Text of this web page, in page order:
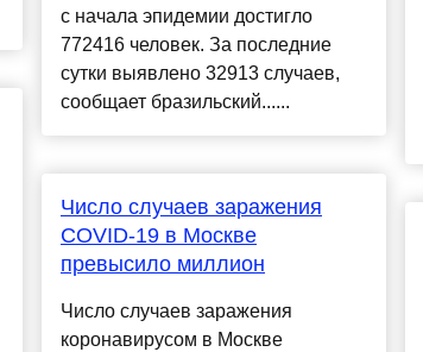
с начала эпидемии достигло
772416 человек. За последние
сутки выявлено 32913 случаев,
сообщает бразильский......
Число случаев заражения
COVID-19 в Москве
превысило миллион
Число случаев заражения
коронавирусом в Москве